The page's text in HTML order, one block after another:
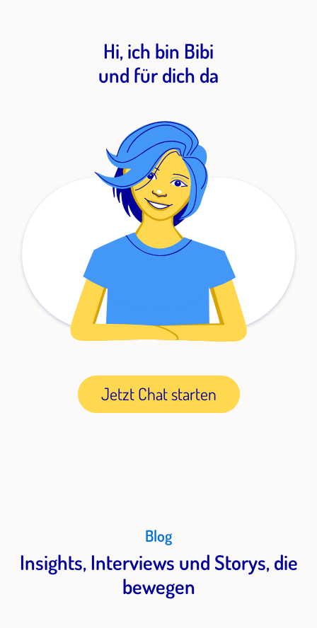
Hi, ich bin Bibi
und für dich da
Jetzt Chat starten
Blog
Insights, Interviews und Storys, die
bewegen